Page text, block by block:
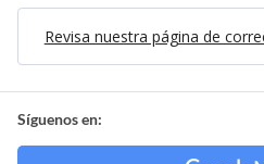
Revisa nuestra página de
Síguenos en: